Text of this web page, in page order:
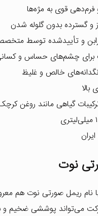
قوی به مژه‌ها
و گسترده بدون گلوله شدن
و تأییدشده توسط
چشم‌های حساس و کسانی
خالص و غلیظ
بالا
گیاهی مانند روغن
نوت
نام ریمل صورتی نوت هم
می‌تواند پوششی ضخیم و